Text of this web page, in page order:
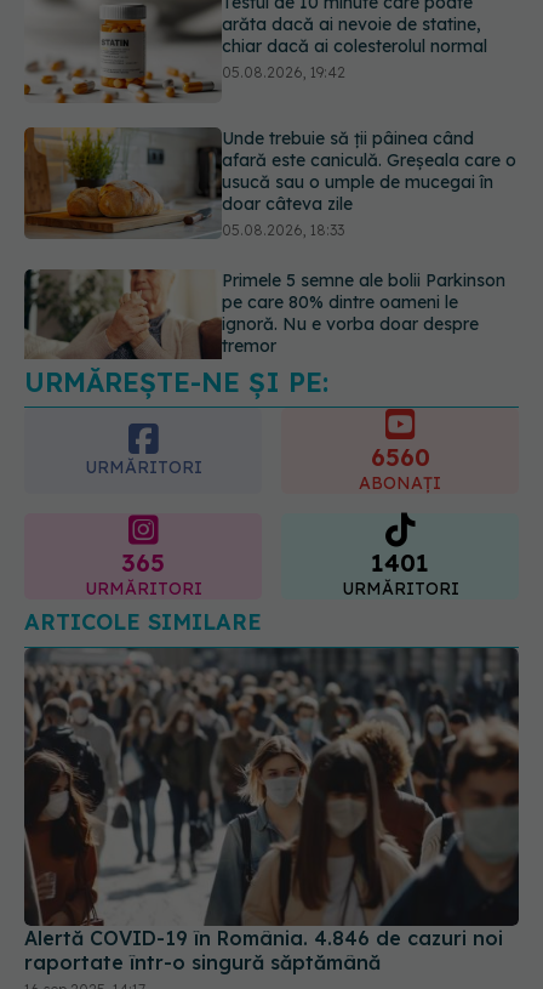
Unde trebuie să ții pâinea când
afară este caniculă. Greșeala care o
usucă sau o umple de mucegai în
doar câteva zile
Primele 5 semne ale bolii Parkinson
pe care 80% dintre oameni le
ignoră. Nu e vorba doar despre
tremor
Gabriela Cristea, manifest pentru
respect și acceptare: Corpul
fiecăruia spune o poveste
05.08.2026, 21:23
URMĂREȘTE-NE ȘI PE:
URMĂRITORI
365 1401
URMĂRITORI
ARTICOLE SIMILARE
Alertă COVID-19 în România. 4.846 de cazuri noi
raportate într-o singură săptămână
16 sep 2025, 14:17